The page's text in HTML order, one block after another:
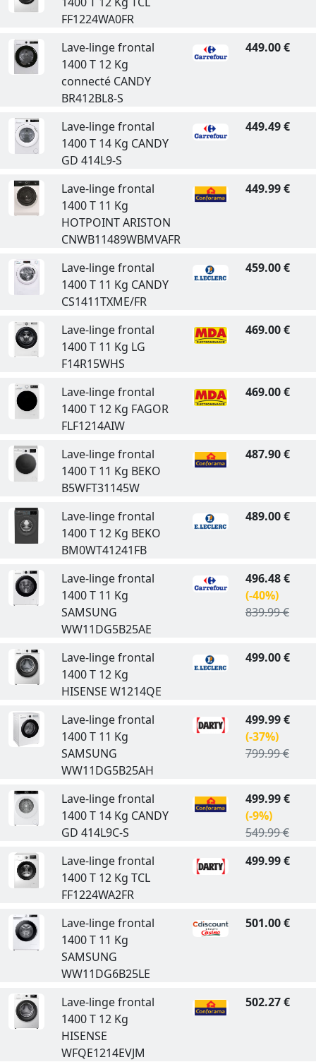
FF1224WA0FR
Lave-linge frontal
1400 T 12 Kg
connecté CANDY
BR412BL8-S
449.00 €
Lave-linge frontal
1400 T 14 Kg CANDY
GD 414L9-S
449.49 €
Lave-linge frontal
1400 T 11 Kg
HOTPOINT ARISTON
CNWB11489WBMVAFR
449.99 €
Lave-linge frontal
1400 T 11 Kg CANDY
CS1411TXME/FR
459.00 €
Lave-linge frontal
1400 T 11 Kg LG
F14R15WHS
469.00 €
Lave-linge frontal
1400 T 12 Kg FAGOR
FLF1214AIW
469.00 €
Lave-linge frontal
1400 T 11 Kg BEKO
B5WFT31145W
487.90 €
Lave-linge frontal
1400 T 12 Kg BEKO
BM0WT41241FB
489.00 €
Lave-linge frontal
1400 T 11 Kg
SAMSUNG
WW11DG5B25AE
496.48 €
(-40%)
839.99 €
Lave-linge frontal
1400 T 12 Kg
HISENSE W1214QE
499.00 €
Lave-linge frontal
1400 T 11 Kg
SAMSUNG
WW11DG5B25AH
499.99 €
(-37%)
799.99 €
Lave-linge frontal
1400 T 14 Kg CANDY
GD 414L9C-S
499.99 €
(-9%)
549.99 €
Lave-linge frontal
1400 T 12 Kg TCL
FF1224WA2FR
499.99 €
Lave-linge frontal
1400 T 11 Kg
SAMSUNG
WW11DG6B25LE
501.00 €
Lave-linge frontal
1400 T 12 Kg
HISENSE
WFQE1214EVJM
502.27 €